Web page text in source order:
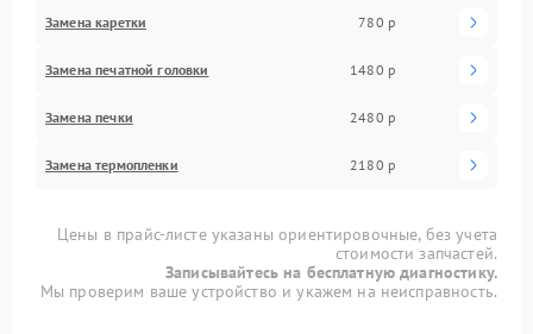
Замена каретки 780 р
Замена печатной головки 1480 р
Замена печки 2480 р
Замена термопленки 2180 р
Цены в прайс-листе указаны ориентировочные, без учета
стоимости запчастей.
Записывайтесь на бесплатную диагностику.
Мы проверим ваше устройство и укажем на неисправность.